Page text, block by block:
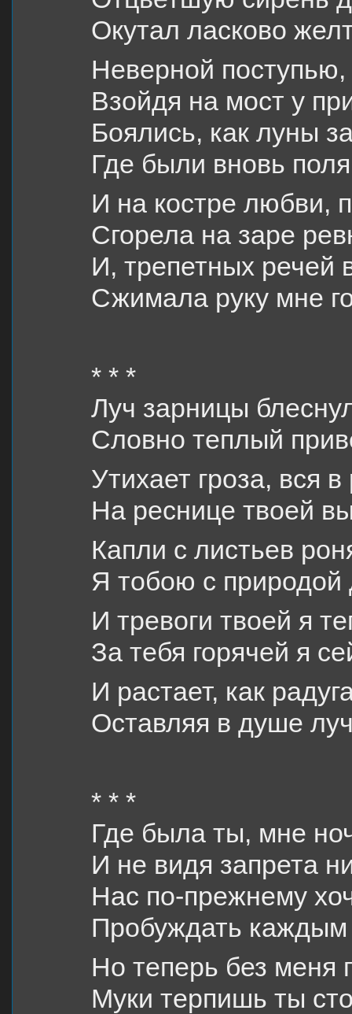
Окутал ласково
Неверной
Взойдя на мост у
Боялись, как луны
Где были вновь
И на костре любви,
Сгорела на заре
И, трепетных речей
Сжимала руку мне
* * *
Луч зарницы
Словно теплый
Утихает гроза, вся
На реснице твоей
Капли с листьев
Я тобою с
И тревоги твоей я
За тебя горячей я
И растает, как
Оставляя в душе
* * *
Где была ты, мне
И не видя запрета
Нас по-прежнему
Пробуждать
Но теперь без меня
Муки терпишь ты